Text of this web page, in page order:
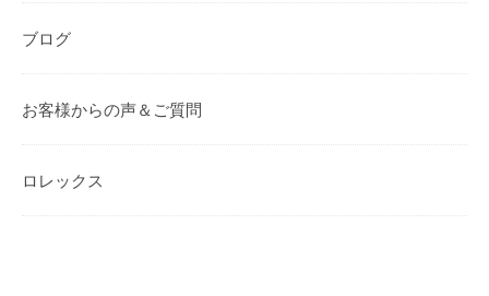
ブログ
お客様からの声＆ご質問
ロレックス